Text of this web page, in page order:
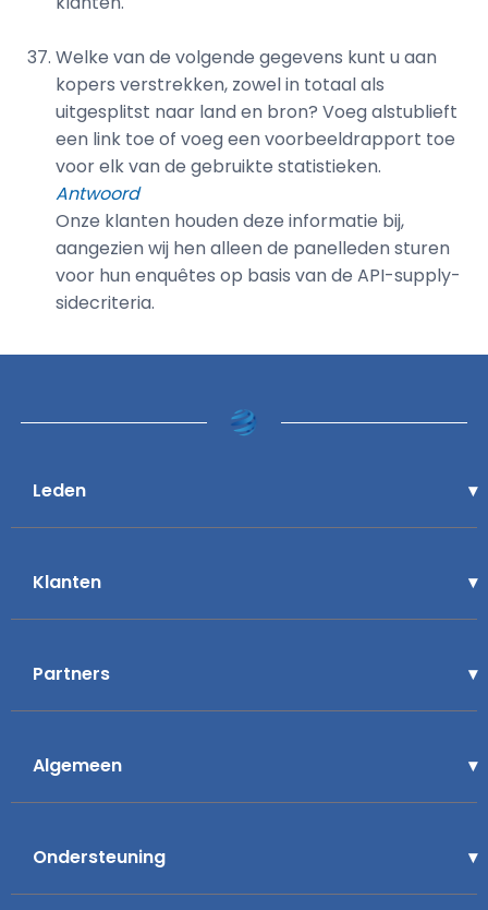
Welke van de volgende gegevens kunt u aan
kopers verstrekken, zowel in totaal als
uitgesplitst naar land en bron? Voeg alstublieft
een link toe of voeg een voorbeeldrapport toe
voor elk van de gebruikte statistieken.
Antwoord
Onze klanten houden deze informatie bij,
aangezien wij hen alleen de panelleden sturen
voor hun enquêtes op basis van de API-supply-
sidecriteria.
Leden
Klanten
Partners
Algemeen
Ondersteuning